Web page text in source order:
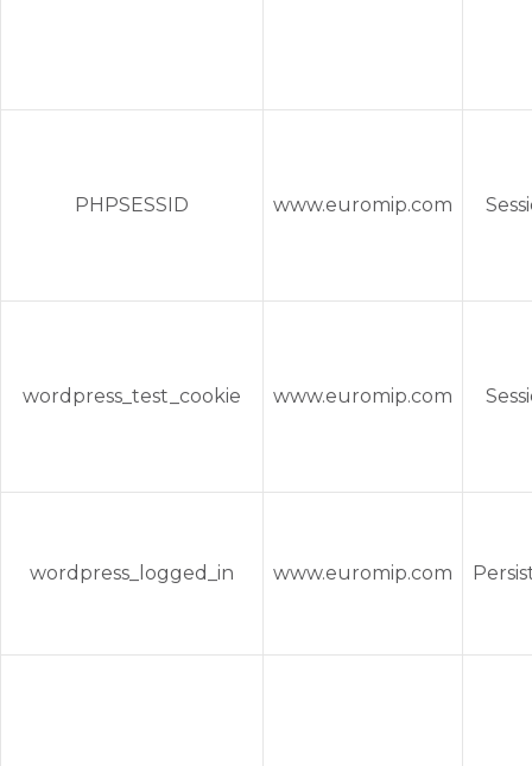
PHPSESSID www.euromip.com
wordpress_test_cookie www.euromip.com
wordpress_logged_in www.euromip.com